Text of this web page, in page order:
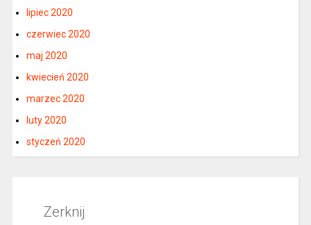
lipiec 2020
czerwiec 2020
maj 2020
kwiecień 2020
marzec 2020
luty 2020
styczeń 2020
Zerknij